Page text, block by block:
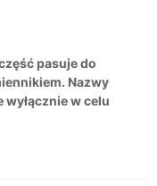
pasuje do
Nazwy
wyłącznie w celu